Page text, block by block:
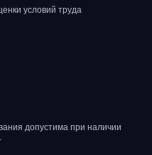
условий труда
допустима при наличии